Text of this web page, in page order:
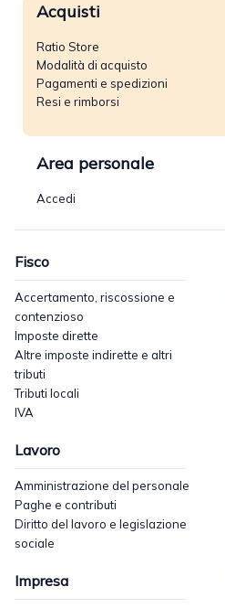
Acquisti
Ratio Store
Modalità di acquisto
Pagamenti e spedizioni
Resi e rimborsi
Area personale
Accedi
Fisco
Accertamento, riscossione e
contenzioso
Imposte dirette
Altre imposte indirette e altri
tributi
Tributi locali
IVA
Lavoro
Amministrazione del personale
Paghe e contributi
Diritto del lavoro e legislazione
sociale
Impresa